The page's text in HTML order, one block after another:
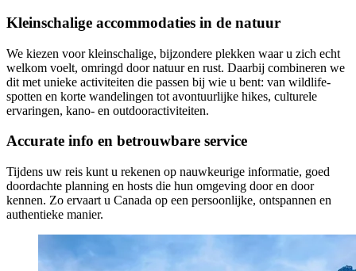
Kleinschalige accommodaties in de natuur
We kiezen voor kleinschalige, bijzondere plekken waar u zich echt
welkom voelt, omringd door natuur en rust. Daarbij combineren we
dit met unieke activiteiten die passen bij wie u bent: van wildlife-
spotten en korte wandelingen tot avontuurlijke hikes, culturele
ervaringen, kano- en outdooractiviteiten.
Accurate info en betrouwbare service
Tijdens uw reis kunt u rekenen op nauwkeurige informatie, goed
doordachte planning en hosts die hun omgeving door en door
kennen. Zo ervaart u Canada op een persoonlijke, ontspannen en
authentieke manier.